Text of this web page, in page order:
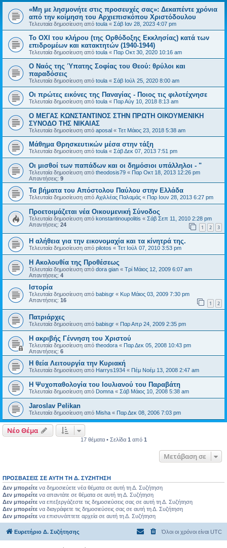
«Μη με λησμονήτε στις προσευχές σας»: Δεκαπέντε χρόνια
από την κοίμηση του Αρχιεπισκόπου Χριστόδουλου
Τελευταία δημοσίευση από toula « Σάβ Ιαν 28, 2023 4:07 pm
Το ΟΧΙ του κλήρου (της Ορθόδοξης Εκκλησίας) κατά των
επιδρομέων και κατακτητών (1940-1944)
Τελευταία δημοσίευση από toula « Παρ Οκτ 30, 2020 10:16 am
Ο Ναός της Ύπατης Σοφίας του Θεού: θρύλοι και
παραδόσεις
Τελευταία δημοσίευση από toula « Σάβ Ιούλ 25, 2020 8:00 am
Οι πρώτες εικόνες της Παναγίας - Ποιος τις φιλοτέχνησε
Τελευταία δημοσίευση από toula « Παρ Αύγ 10, 2018 8:13 am
Ο ΜΕΓΑΣ ΚΩΝΣΤΑΝΤΙΝΟΣ ΣΤΗΝ ΠΡΩΤΗ ΟΙΚΟΥΜΕΝΙΚΗ
ΣΥΝΟΔΟ ΤΗΣ ΝΙΚΑΙΑΣ
Τελευταία δημοσίευση από aposal « Τετ Μάιος 23, 2018 5:38 am
Μάθημα Θρησκευτικών μέσα στην τάξη
Τελευταία δημοσίευση από toula « Σάβ Δεκ 07, 2013 7:51 pm
Οι μισθοί των παπάδων και οι δημόσιοι υπάλληλοι - "
Τελευταία δημοσίευση από theodosis79 « Παρ Οκτ 18, 2013 12:26 pm
Απαντήσεις: 9
Τα βήματα του Απόστολου Παύλου στην Ελλάδα
Τελευταία δημοσίευση από Αχιλλέας Παλαμάς « Παρ Ιουν 28, 2013 6:27 pm
Προετοιμάζεται νέα Οικουμενική Σύνοδος
Τελευταία δημοσίευση από konstantinoupolitis « Σάβ Σεπ 11, 2010 2:28 pm
Απαντήσεις: 24 1 2 3
Η αλήθεια για την εικονομαχία και τα κίνητρά της.
Τελευταία δημοσίευση από pilotos « Τετ Ιούλ 07, 2010 3:53 pm
Η Ακολουθία της Προθέσεως
Τελευταία δημοσίευση από dora gian « Τρί Μάιος 12, 2009 6:07 am
Απαντήσεις: 4
Ιστορία
Τελευταία δημοσίευση από babisgr « Κυρ Μάιος 03, 2009 7:30 pm
Απαντήσεις: 16 1 2
Πατριάρχες
Τελευταία δημοσίευση από babisgr « Παρ Απρ 24, 2009 2:35 pm
Η ακριβής Γέννηση του Χριστού
Τελευταία δημοσίευση από theodora « Παρ Δεκ 05, 2008 10:43 pm
Απαντήσεις: 6
Η θεία Λειτουργία την Κυριακή
Τελευταία δημοσίευση από Harrys1934 « Πέμ Νοέμ 13, 2008 2:47 am
Η Ψυχοπαθολογία του Ιουλιανού του Παραβάτη
Τελευταία δημοσίευση από Domna « Σάβ Μάιος 10, 2008 5:38 am
Jaroslav Pelikan
Τελευταία δημοσίευση από Misha « Παρ Δεκ 08, 2006 7:03 pm
Νέο Θέμα
17 θέματα • Σελίδα 1 από 1
Μετάβαση σε
ΠΡΟΣΒΆΣΕΙΣ ΣΕ ΑΥΤΉ ΤΗ Δ. ΣΥΖΉΤΗΣΗ
Δεν μπορείτε να δημοσιεύετε νέα θέματα σε αυτή τη Δ. Συζήτηση
Δεν μπορείτε να απαντάτε σε θέματα σε αυτή τη Δ. Συζήτηση
Δεν μπορείτε να επεξεργάζεστε τις δημοσιεύσεις σας σε αυτή τη Δ. Συζήτηση
Δεν μπορείτε να διαγράφετε τις δημοσιεύσεις σας σε αυτή τη Δ. Συζήτηση
Δεν μπορείτε να επισυνάπτετε αρχεία σε αυτή τη Δ. Συζήτηση
Ευρετήριο Δ. Συζήτησης Όλοι οι χρόνοι είναι UTC